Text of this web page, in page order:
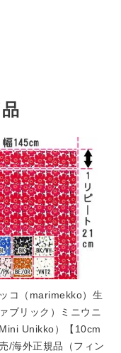
コ（marimekko）生
ブリック）ミニウニ
Unikko）【10cm
/海外正規品（フィン